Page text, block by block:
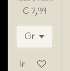
€ 7,99
In winkelwagen